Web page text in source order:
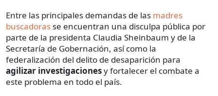
Entre las principales demandas de las madres
buscadoras se encuentran una disculpa pública por
parte de la presidenta Claudia Sheinbaum y de la
Secretaría de Gobernación, así como la
federalización del delito de desaparición para
agilizar investigacionesy fortalecer el combate a
este problema en todo el país.